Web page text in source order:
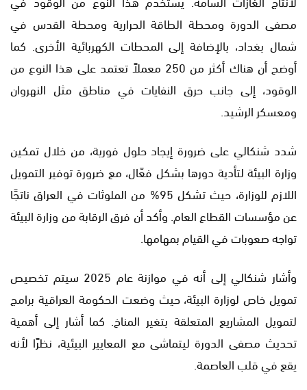
مصفى الدورة ومحطة الطاقة الحرارية ومحطة القدس في
شمال بغداد، بالإضافة إلى المحطات الكهربائية الأخرى. كما
أوضح أن هناك أكثر من 250 معملاً تعتمد على هذا النوع من
الوقود، إلى جانب حرق النفايات في مناطق مثل النهروان
ومعسكر الرشيد.
شدد شنكالي على ضرورة إيجاد حلول فورية، من خلال تمكين
وزارة البيئة لتأدية دورها بشكل فعّال، مع ضرورة توفير التمويل
اللازم للوزارة، حيث تشكل 95% من الملوثات في العراق ناتجًا
عن مؤسسات القطاع العام. وأكد أن فرق الرقابة من وزارة البيئة
تواجه صعوبات في القيام بمهامها.
وأشار شنكالي إلى أنه في موازنة عام 2025 سيتم تخصيص
تمويل خاص لوزارة البيئة، حيث وضعت الحكومة العراقية برامج
لتمويل المشاريع المتعلقة بتغير المناخ. كما أشار إلى أهمية
تحديث مصفى الدورة ليتماشى مع المعايير البيئية، نظرًا لأنه
يقع في قلب العاصمة.